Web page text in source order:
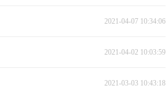
2021-04-07 10:34:06
2021-04-02 10:03:59
2021-03-03 10:43:18